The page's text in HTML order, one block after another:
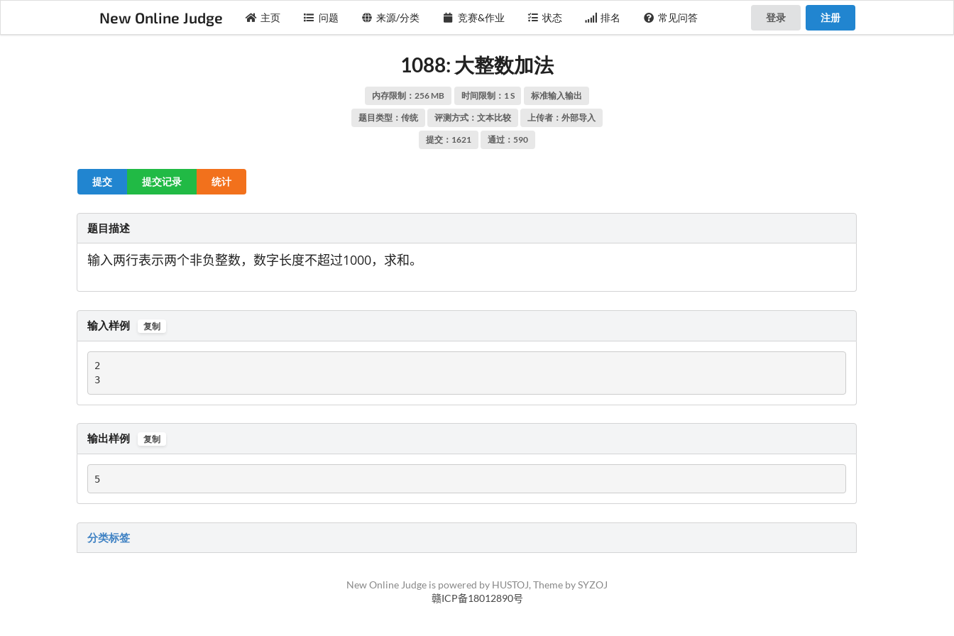
New Online Judge 主页 问题 来源/分类 竞赛&作业 状态 排名 常见问答 登录 注册
1088: 大整数加法
内存限制：256 MB 时间限制：1 S 标准输入输出
题目类型：传统 评测方式：文本比较 上传者：外部导入
提交：1621 通过：590
提交 提交记录 统计
题目描述
输入两行表示两个非负整数，数字长度不超过1000，求和。
输入样例 复制
2
3
输出样例 复制
5
分类标签
New Online Judge is powered by HUSTOJ, Theme bySYZOJ
赣ICP备18012890号